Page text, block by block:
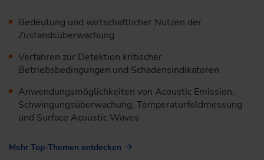
Bedeutung und wirtschaftlicher Nutzen der
Zustandsüberwachung
Verfahren zur Detektion kritischer
Betriebsbedingungen und Schadensindikatoren
Anwendungsmöglichkeiten von Acoustic Emission,
Schwingungsüberwachung, Temperaturfeldmessung
und Surface Acoustic Waves
Mehr Top-Themen entdecken